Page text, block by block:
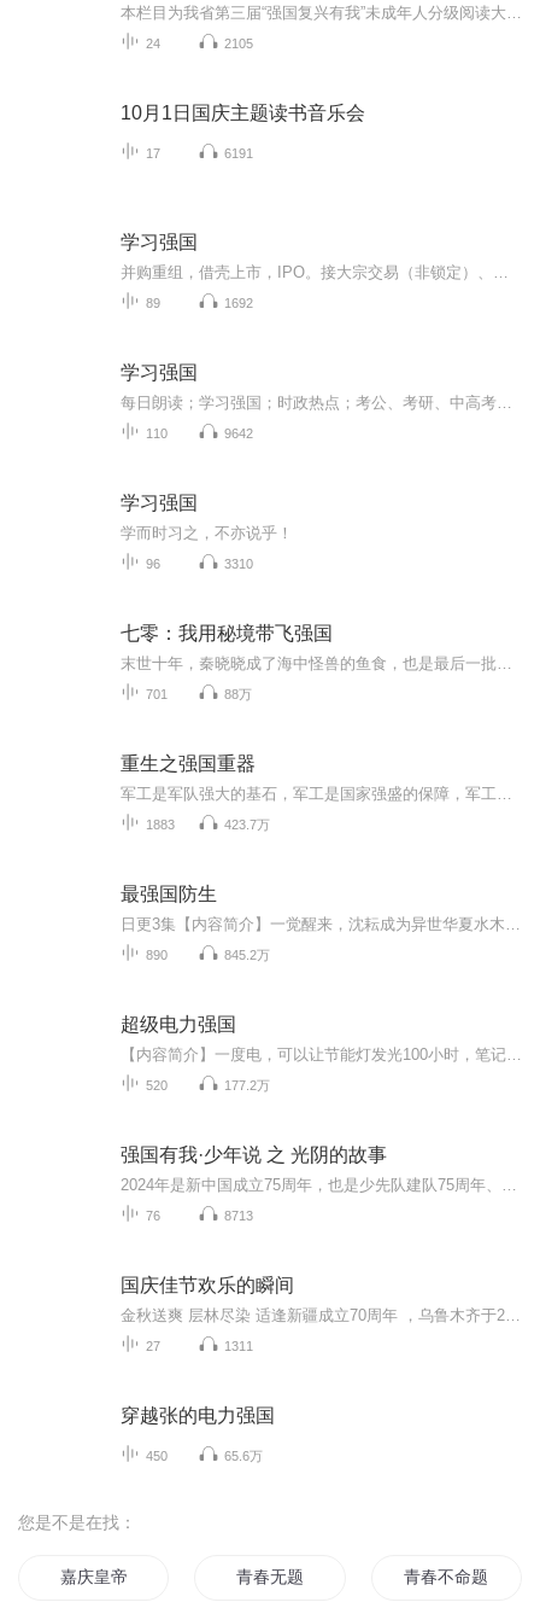
24 2105
10月1日国庆主题读书音乐会
17 6191
学习强国
89 1692
学习强国
110 9642
学习强国
学而时习之，不亦说乎！
96 3310
七零：我用秘境带飞强国
701 88万
重生之强国重器
1883 423.7万
最强国防生
890 845.2万
超级电力强国
520 177.2万
强国有我·少年说 之 光阴的故事
76 8713
国庆佳节欢乐的瞬间
27 1311
穿越张的电力强国
450 65.6万
您是不是在找：
嘉庆皇帝 青春无题 青春不命题